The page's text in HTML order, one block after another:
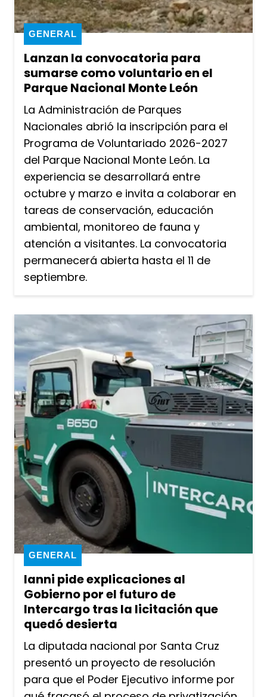
Lanzan la convocatoria para
sumarse como voluntario en el
Parque Nacional Monte León
GENERAL
La Administración de Parques
Nacionales abrió la inscripción para el
Programa de Voluntariado 2026-2027
del Parque Nacional Monte León. La
experiencia se desarrollará entre
octubre y marzo e invita a colaborar en
tareas de conservación, educación
ambiental, monitoreo de fauna y
atención a visitantes. La convocatoria
permanecerá abierta hasta el 11 de
septiembre.
Ianni pide explicaciones al
Gobierno por el futuro de
Intercargo tras la licitación que
quedó desierta
GENERAL
La diputada nacional por Santa Cruz
presentó un proyecto de resolución
para que el Poder Ejecutivo informe por